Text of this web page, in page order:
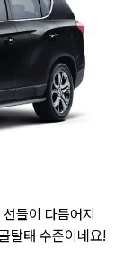
들이 다듬어지
탈태 수준이네요!